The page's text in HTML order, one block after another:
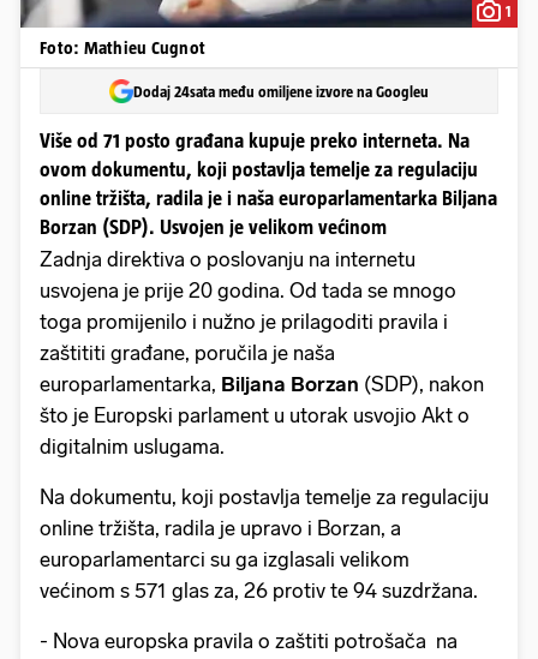
1
Foto: Mathieu Cugnot
Dodaj 24sata među omiljene izvore na Googleu
Više od 71 posto građana kupuje preko interneta. Na
ovom dokumentu, koji postavlja temelje za regulaciju
online tržišta, radila je i naša europarlamentarka Biljana
Borzan (SDP). Usvojen je velikom većinom
Zadnja direktiva o poslovanju na internetu
usvojena je prije 20 godina. Od tada se mnogo
toga promijenilo i nužno je prilagoditi pravila i
zaštititi građane, poručila je naša
europarlamentarka, Biljana Borzan (SDP), nakon
što je Europski parlament u utorak usvojio Akt o
digitalnim uslugama.
Na dokumentu, koji postavlja temelje za regulaciju
online tržišta, radila je upravo i Borzan, a
europarlamentarci su ga izglasali velikom
većinom s 571 glas za, 26 protiv te 94 suzdržana.
- Nova europska pravila o zaštiti potrošača na